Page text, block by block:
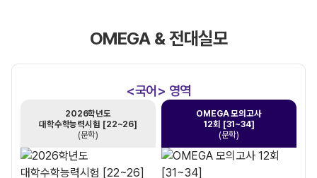
OMEGA & 전대실모
<국어> 영역
2026학년도
대학수학능력시험 [22~26]
(문학)
OMEGA 모의고사
12회 [31~34]
(문학)